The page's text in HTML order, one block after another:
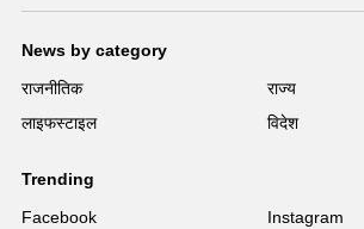
News by category
राजनीतिक
राज्य
लाइफस्टाइल
विदेश
Trending
Facebook
Instagram